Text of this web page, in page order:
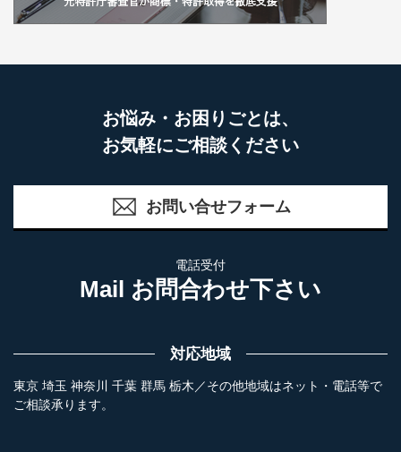
お悩み・お困りごとは、
お気軽にご相談ください
お問い合せフォーム
電話受付
Mail お問合わせ下さい
対応地域
東京 埼玉 神奈川 千葉 群馬 栃木／その他地域はネット・電話等で
ご相談承ります。